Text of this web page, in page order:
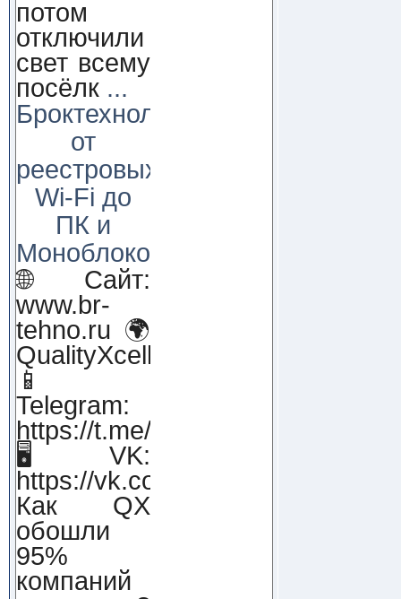
потом
отключили
свет всему
посёлк ...
Броктехнолоджи:
от
реестровых
Wi-Fi до
ПК и
Моноблоков!
🌐 Сайт:
www.br-
tehno.ru 🌍
QualityXcellence.ru
📱
Telegram:
https://t.me/qx_lab_IT
🖥 VK:
https://vk.com/qualityxcellenc
Как QX
обошли
95%
компаний